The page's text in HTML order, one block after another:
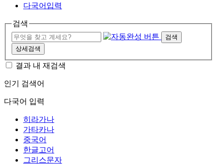
다국어입력
검색
검색
상세검색
결과 내 재검색
인기 검색어
다국어 입력
히라가나
가타카나
중국어
한글고어
그리스문자